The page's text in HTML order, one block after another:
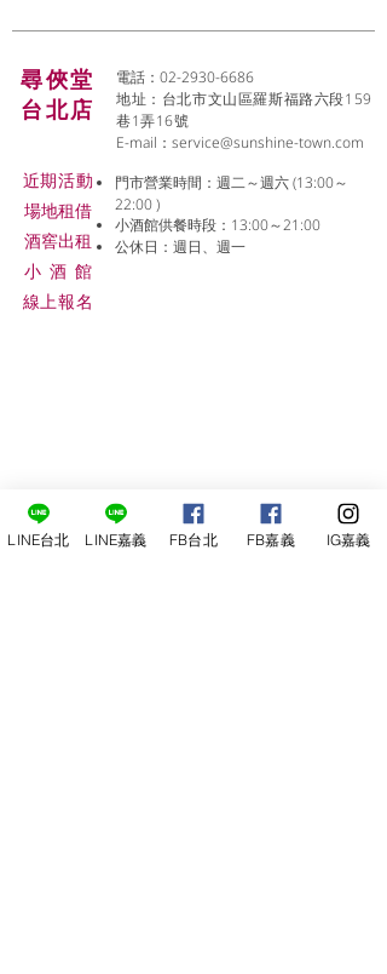
尋俠堂
台北店
電話：02-2930-6686
地址：台北市文山區羅斯福路六段159
巷1弄16號
E-mail： service@sunshine-town.com
近期活動
場地租借
​酒窖出租
小酒 館
線上報名
門市營業時間：週二～週六 (13:00～
22:00 )
小酒館供餐時段：13:00～21:00
公休日：週日、週一
LINE台北 LINE嘉義 FB台北 FB嘉義 IG嘉義